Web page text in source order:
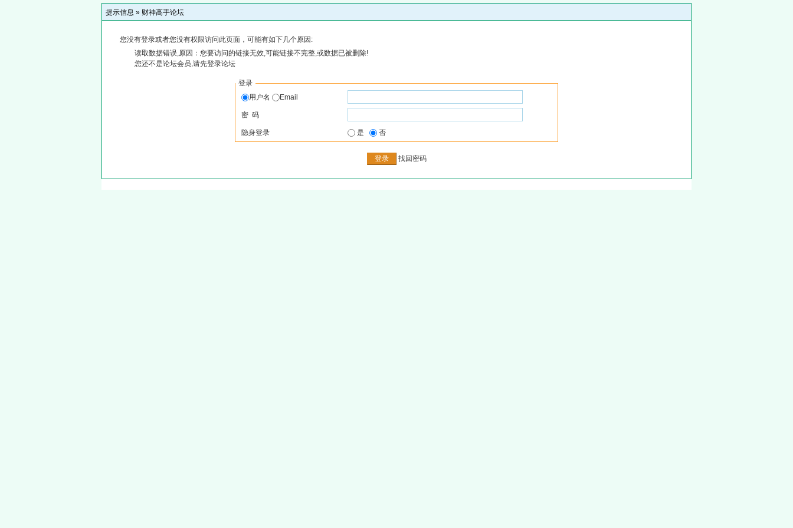
提示信息 » 财神高手论坛
您没有登录或者您没有权限访问此页面，可能有如下几个原因:
读取数据错误,原因：您要访问的链接无效,可能链接不完整,或数据已被删除!
您还不是论坛会员,请先登录论坛
登录
用户名
Email
密 码
隐身登录 是 否
找回密码